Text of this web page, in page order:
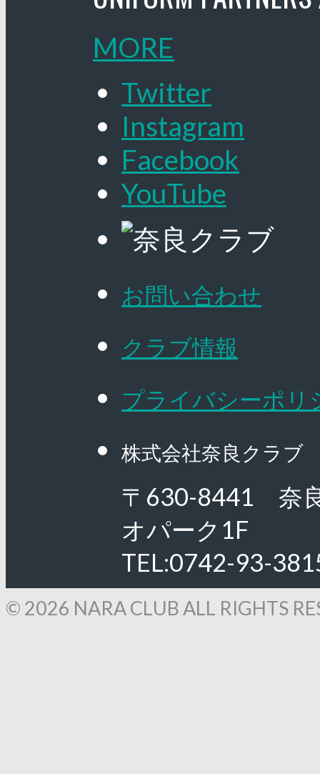
MORE
Twitter
Instagram
Facebook
YouTube
お問い合わせ
クラブ情報
プライバシーポリ
株式会社奈良クラブ
〒630-8441 奈
オパーク1F
TEL:0742-93-
© 2026 NARA CLUB ALL RIGHTS